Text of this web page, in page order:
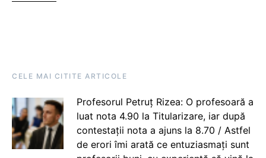
CELE MAI CITITE ARTICOLE
Profesorul Petruț Rizea: O profesoară a
luat nota 4.90 la Titularizare, iar după
contestații nota a ajuns la 8.70 / Astfel
de erori îmi arată ce entuziasmați sunt